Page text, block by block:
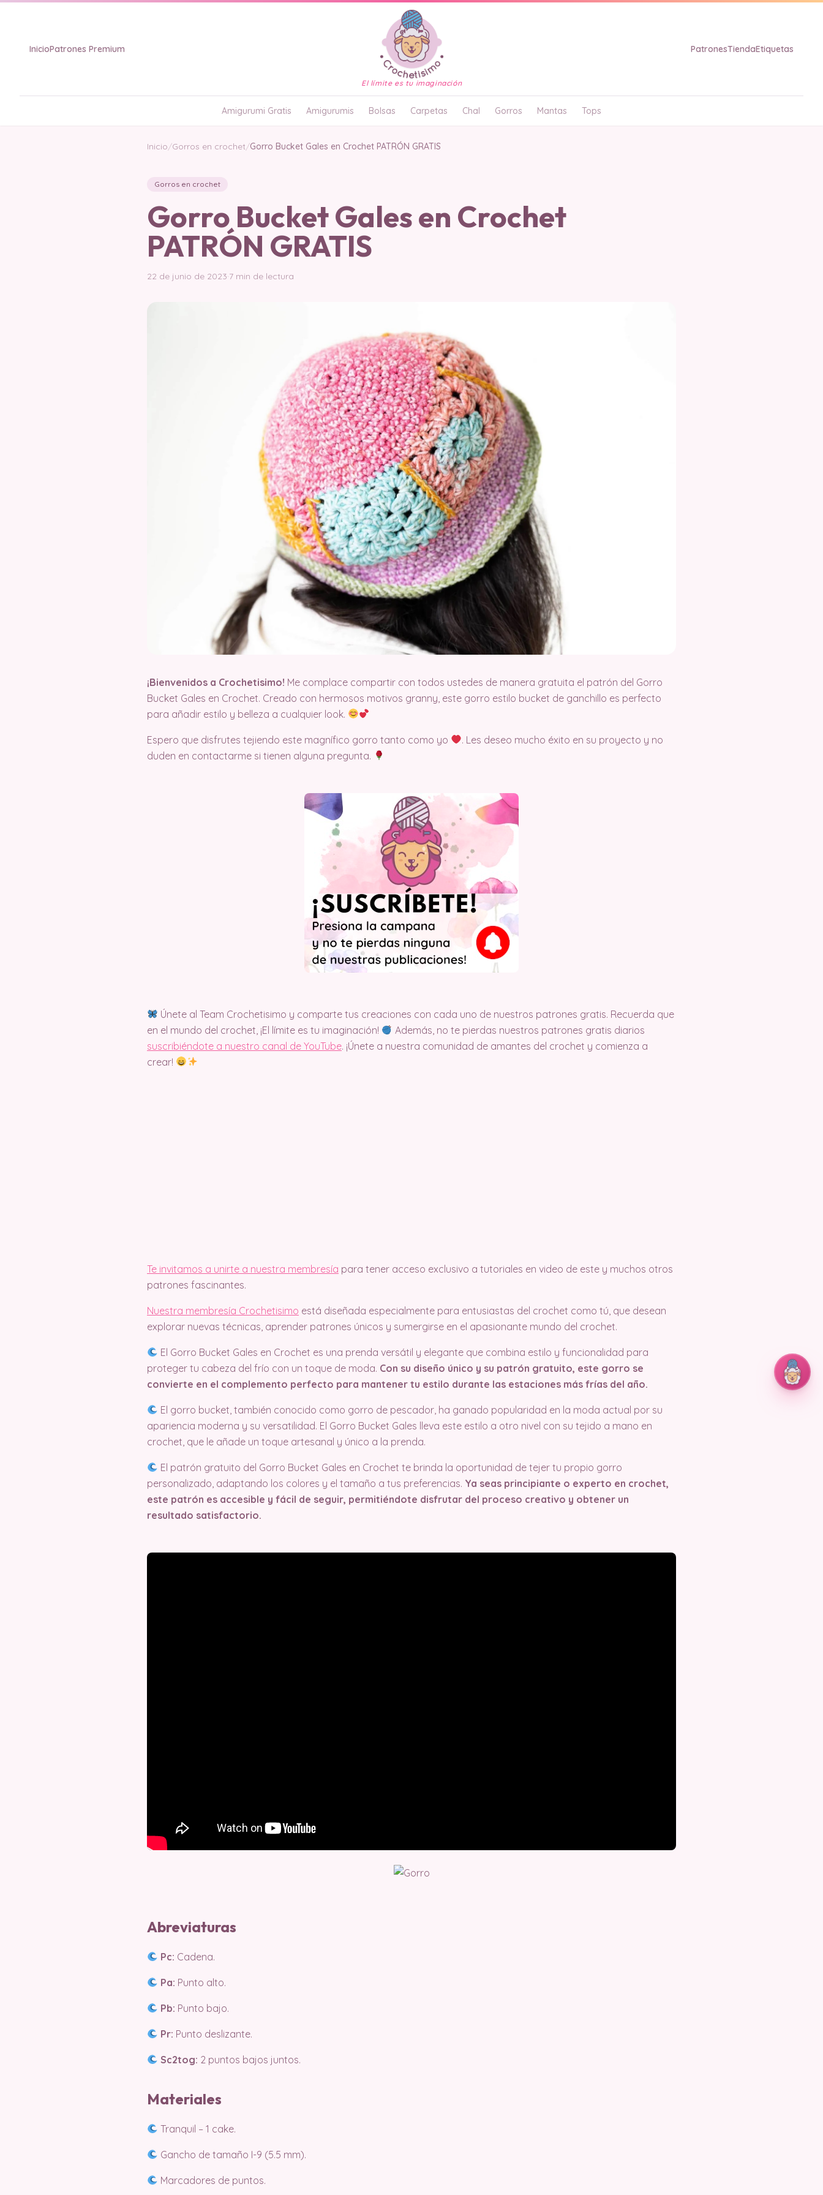
InicioPatrones Premium
El límite es tu imaginación
PatronesTiendaEtiquetas
Amigurumi Gratis Amigurumis Bolsas Carpetas Chal Gorros Mantas Tops
Inicio/Gorros en crochet/Gorro Bucket Gales en Crochet PATRÓN GRATIS
Gorros en crochet
Gorro Bucket Gales en Crochet
PATRÓN GRATIS
22 de junio de 2023·7 min de lectura
¡Bienvenidos a Crochetisimo! Me complace compartir con todos ustedes de manera gratuita el patrón del Gorro
Bucket Gales en Crochet. Creado con hermosos motivos granny, este gorro estilo bucket de ganchillo es perfecto
para añadir estilo y belleza a cualquier look.
Espero que disfrutes tejiendo este magnífico gorro tanto como yo
. Les deseo mucho éxito en su proyecto y no
duden en contactarme si tienen alguna pregunta.
Únete al Team Crochetisimo y comparte tus creaciones con cada uno de nuestros patrones gratis. Recuerda que
en el mundo del crochet, ¡El límite es tu imaginación!
Además, no te pierdas nuestros patrones gratis diarios
suscribiéndote a nuestro canal de YouTube. ¡Únete a nuestra comunidad de amantes del crochet y comienza a
crear!
Te invitamos a unirte a nuestra membresía para tener acceso exclusivo a tutoriales en video de este y muchos otros
patrones fascinantes.
Nuestra membresía Crochetisimo está diseñada especialmente para entusiastas del crochet como tú, que desean
explorar nuevas técnicas, aprender patrones únicos y sumergirse en el apasionante mundo del crochet.
El Gorro Bucket Gales en Crochet es una prenda versátil y elegante que combina estilo y funcionalidad para
proteger tu cabeza del frío con un toque de moda. Con su diseño único y su patrón gratuito, este gorro se
convierte en el complemento perfecto para mantener tu estilo durante las estaciones más frías del año.
El gorro bucket, también conocido como gorro de pescador, ha ganado popularidad en la moda actual por su
apariencia moderna y su versatilidad. El Gorro Bucket Gales lleva este estilo a otro nivel con su tejido a mano en
crochet, que le añade un toque artesanal y único a la prenda.
El patrón gratuito del Gorro Bucket Gales en Crochet te brinda la oportunidad de tejer tu propio gorro
personalizado, adaptando los colores y el tamaño a tus preferencias. Ya seas principiante o experto en crochet,
este patrón es accesible y fácil de seguir, permitiéndote disfrutar del proceso creativo y obtener un
resultado satisfactorio.
Abreviaturas
Pc: Cadena.
Pa: Punto alto.
Pb: Punto bajo.
Pr: Punto deslizante.
Sc2tog: 2 puntos bajos juntos.
Materiales
Tranquil – 1 cake.
Gancho de tamaño I-9 (5.5 mm).
Marcadores de puntos.